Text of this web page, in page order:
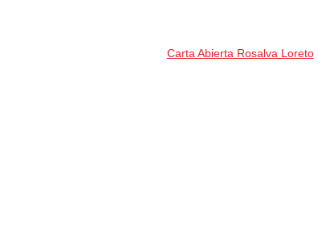
Carta Abierta Rosalva Loreto